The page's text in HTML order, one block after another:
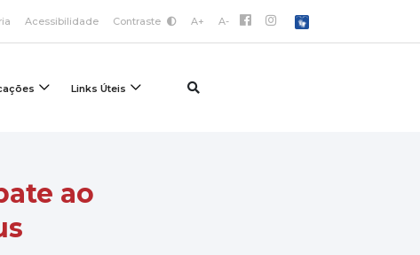
Acessibilidade Contraste A+ A-
Links Úteis
ao